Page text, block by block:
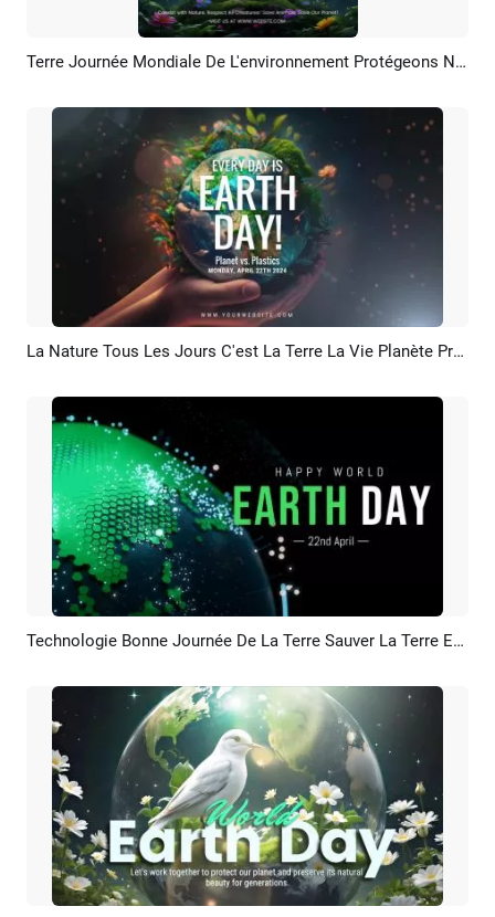
Aperçu Personnaliser Terre Journée Mondiale De L'environnement Protégeons Notre Faune Sauvons Les Animaux
Aperçu Créer IA La Nature Tous Les Jours C'est La Terre La Vie Planète Protéger L'environnement Bénéfice Public Intro
Aperçu Personnaliser Technologie Bonne Journée De La Terre Sauver La Terre Environnement Naturel Logo Intro